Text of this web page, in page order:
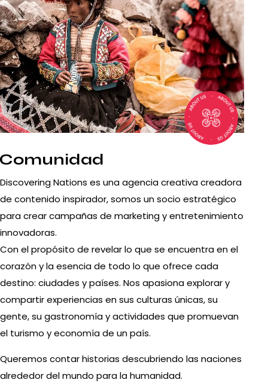
Comunidad
Discovering Nations es una agencia creativa creadora
de contenido inspirador, somos un socio estratégico
para crear campañas de marketing y entretenimiento
innovadoras.
Con el propósito de revelar lo que se encuentra en el
corazón y la esencia de todo lo que ofrece cada
destino: ciudades y países. Nos apasiona explorar y
compartir experiencias en sus culturas únicas, su
gente, su gastronomía y actividades que promuevan
el turismo y economía de un país.
Queremos contar historias descubriendo las naciones
alrededor del mundo para la humanidad.